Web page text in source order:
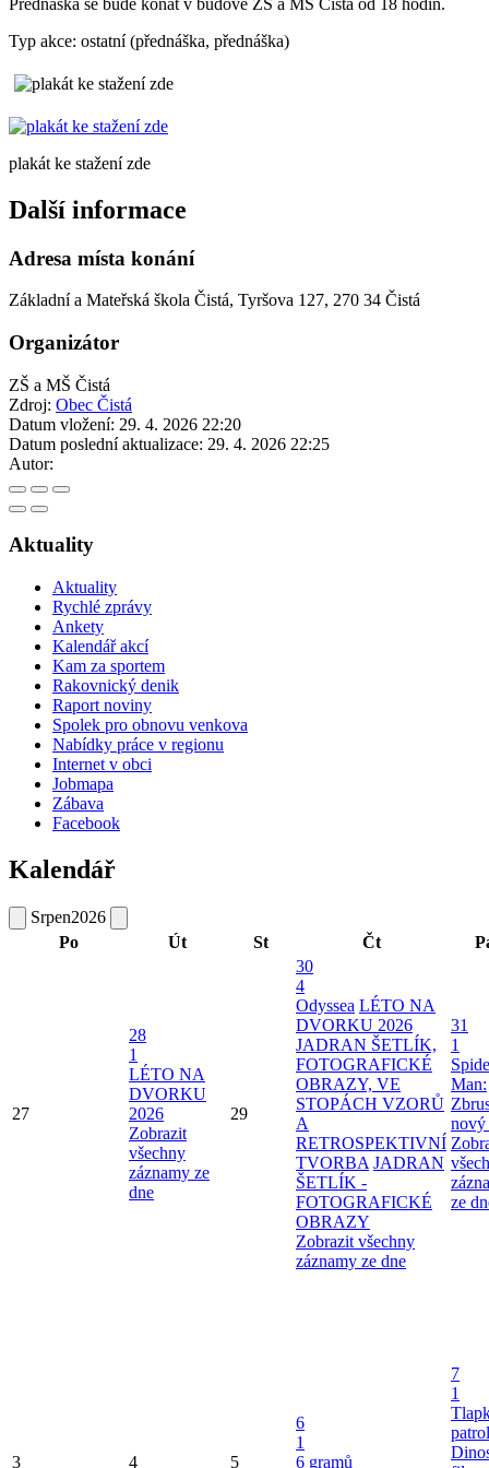
Typ akce: ostatní (přednáška, přednáška)
plakát ke stažení zde
Další informace
Adresa místa konání
Základní a Mateřská škola Čistá, Tyršova 127, 270 34 Čistá
Organizátor
ZŠ a MŠ Čistá
Zdroj: Obec Čistá
Datum vložení: 29. 4. 2026 22:20
Datum poslední aktualizace: 29. 4. 2026 22:25
Autor:
Aktuality
Aktuality
Rychlé zprávy
Ankety
Kalendář akcí
Kam za sportem
Rakovnický denik
Raport noviny
Spolek pro obnovu venkova
Nabídky práce v regionu
Internet v obci
Jobmapa
Zábava
Facebook
Kalendář
Srpen2026
Po
Út St Čt
27
28
1
LÉTO NA
DVORKU
2026
Zobrazit
všechny
záznamy ze
dne
29
30
4
Odyssea LÉTO NA
DVORKU 2026
JADRAN ŠETLÍK,
FOTOGRAFICKÉ
OBRAZY, VE
STOPÁCH VZORŮ
A
RETROSPEKTIVNÍ
TVORBA JADRAN
ŠETLÍK -
FOTOGRAFICKÉ
OBRAZY
Zobrazit všechny
záznamy ze dne
31
1
Man:
nový
ze
3 4 5
6
1
6 gramů
7
1